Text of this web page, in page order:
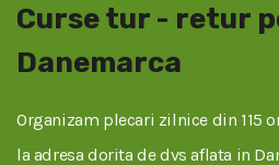
Curse tur - retur
Danemarca
Organizam plecari zilnice din 115
la adresa dorita de dvs aflata in